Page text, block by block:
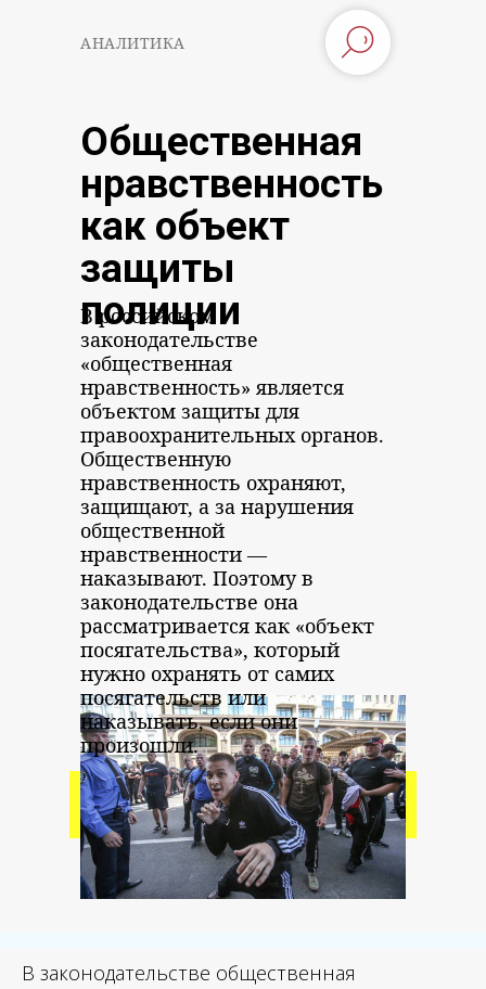
АНАЛИТИКА
Общественная
нравственность
как объект
защиты
полиции
В российском
законодательстве
«общественная
нравственность» является
объектом защиты для
правоохранительных органов.
Общественную
нравственность охраняют,
защищают, а за нарушения
общественной
нравственности —
наказывают. Поэтому в
законодательстве она
рассматривается как «объект
посягательства», который
нужно охранять от самих
посягательств или
наказывать, если они
произошли.
В законодательстве общественная